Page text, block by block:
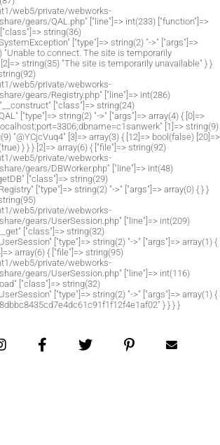
web5/private/webworks-
gears/QAL.php" ["line"]=> int(233) ["function"]=>
string(36)
["type"]=> string(2) "->" ["args"]=>
"Unable to connect. The site is temporarily
string(35) "The site is temporarily unavailable" } }
web5/private/webworks-
gears/Registry.php" ["line"]=> int(286)
["class"]=> string(24)
["type"]=> string(2) "->" ["args"]=> array(4) { [0]=>
[1]=> string(9)
"@YCjcVuq4" [3]=> array(3) { [12]=> bool(false) [20]=>
} } } [2]=> array(6) { ["file"]=> string(92)
web5/private/webworks-
gears/DBWorker.php" ["line"]=> int(48)
["class"]=> string(29)
["type"]=> string(2) "->" ["args"]=> array(0) { } }
web5/private/webworks-
gears/UserSession.php" ["line"]=> int(209)
["class"]=> string(32)
["type"]=> string(2) "->" ["args"]=> array(1) {
array(6) { ["file"]=> string(95)
web5/private/webworks-
gears/UserSession.php" ["line"]=> int(116)
["class"]=> string(32)
["type"]=> string(2) "->" ["args"]=> array(1) {
} } } }